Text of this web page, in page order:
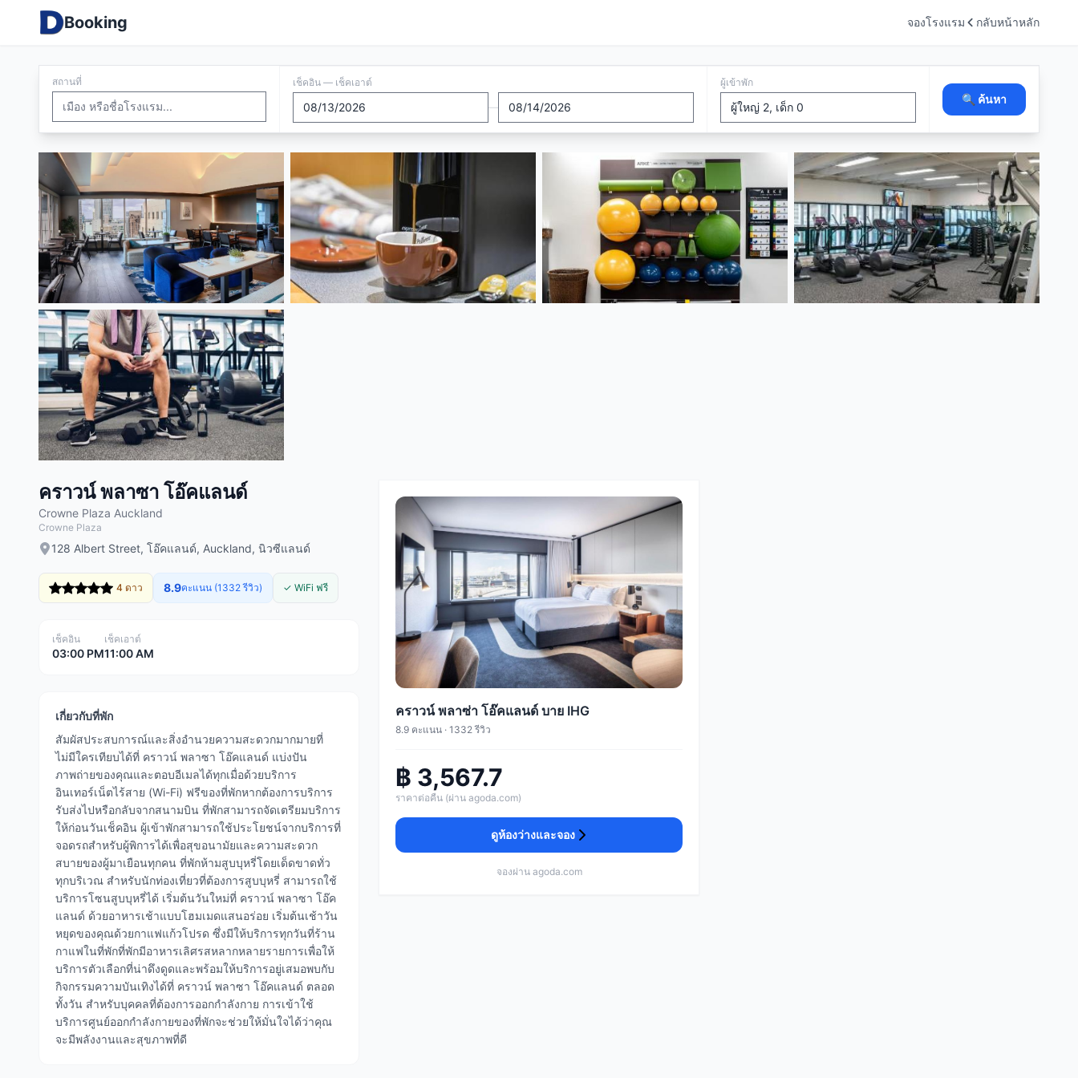
Booking จองโรงแรม กลับหน้าหลัก
สถานที่ เช็คอิน — เช็คเอาต์
—
ผู้เข้าพัก
🔍 ค้นหา
คราวน์ พลาซา โอ๊คแลนด์
Crowne Plaza Auckland
Crowne Plaza
128 Albert Street, โอ๊คแลนด์, Auckland, นิวซีแลนด์
4 ดาว 8.9คะแนน (1332 รีวิว) ✓ WiFi ฟรี
เช็คอิน
03:00 PM
เช็คเอาต์
11:00 AM
เกี่ยวกับที่พัก
สัมผัสประสบการณ์และสิ่งอำนวยความสะดวกมากมายที่
ไม่มีใครเทียบได้ที่ คราวน์ พลาซา โอ๊คแลนด์ แบ่งปัน
ภาพถ่ายของคุณและตอบอีเมลได้ทุกเมื่อด้วยบริการ
อินเทอร์เน็ตไร้สาย (Wi-Fi) ฟรีของที่พักหากต้องการบริการ
รับส่งไปหรือกลับจากสนามบิน ที่พักสามารถจัดเตรียมบริการ
ให้ก่อนวันเช็คอิน ผู้เข้าพักสามารถใช้ประโยชน์จากบริการที่
จอดรถสำหรับผู้พิการได้เพื่อสุขอนามัยและความสะดวก
สบายของผู้มาเยือนทุกคน ที่พักห้ามสูบบุหรี่โดยเด็ดขาดทั่ว
ทุกบริเวณ สำหรับนักท่องเที่ยวที่ต้องการสูบบุหรี่ สามารถใช้
บริการโซนสูบบุหรี่ได้ เริ่มต้นวันใหม่ที่ คราวน์ พลาซา โอ๊ค
แลนด์ ด้วยอาหารเช้าแบบโฮมเมดแสนอร่อย เริ่มต้นเช้าวัน
หยุดของคุณด้วยกาแฟแก้วโปรด ซึ่งมีให้บริการทุกวันที่ร้าน
กาแฟในที่พักที่พักมีอาหารเลิศรสหลากหลายรายการเพื่อให้
บริการตัวเลือกที่น่าดึงดูดและพร้อมให้บริการอยู่เสมอพบกับ
กิจกรรมความบันเทิงได้ที่ คราวน์ พลาซา โอ๊คแลนด์ ตลอด
ทั้งวัน สำหรับบุคคลที่ต้องการออกกำลังกาย การเข้าใช้
บริการศูนย์ออกกำลังกายของที่พักจะช่วยให้มั่นใจได้ว่าคุณ
จะมีพลังงานและสุขภาพที่ดี
คราวน์ พลาซ่า โอ๊คแลนด์ บาย IHG
8.9 คะแนน · 1332 รีวิว
฿ 3,567.7
ราคาต่อคืน (ผ่าน agoda.com)
ดูห้องว่างและจอง
จองผ่าน agoda.com